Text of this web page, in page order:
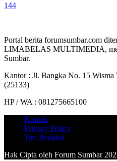
144
Portal berita forumsumbar.com
LIMABELAS MULTIMEDIA,
Sumbar.
Kantor : Jl. Bangka No. 15 Wisma
(25133)
HP / WA : 081275665100
Kontak
Privacy Policy
Tim Redaksi
Hak Cipta oleh Forum Sumbar